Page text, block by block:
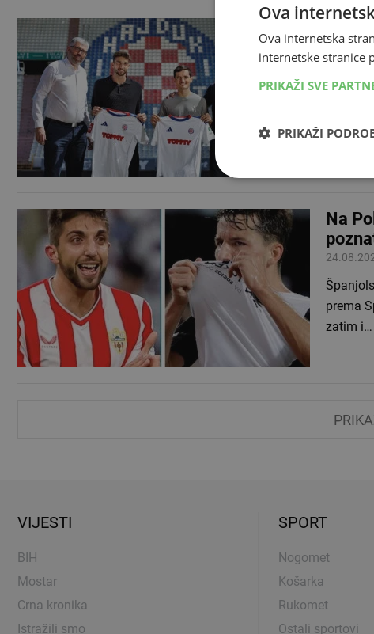
Na
prema
zatim i…
VIJESTI
BIH
Mostar
Crna kronika
Istražili smo
SPORT
Nogomet
Košarka
Rukomet
Ostali sportovi
Ova
Ova internetska
internetske stranice
PRIKAŽI SVE
PRIKAŽI